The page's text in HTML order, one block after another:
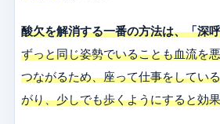
酸欠を解消する一番の方法は、「深
ずっと同じ姿勢でいることも血流を
つながるため、座って仕事をしてい
がり、少しでも歩くようにすると効